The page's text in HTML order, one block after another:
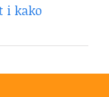
i kako